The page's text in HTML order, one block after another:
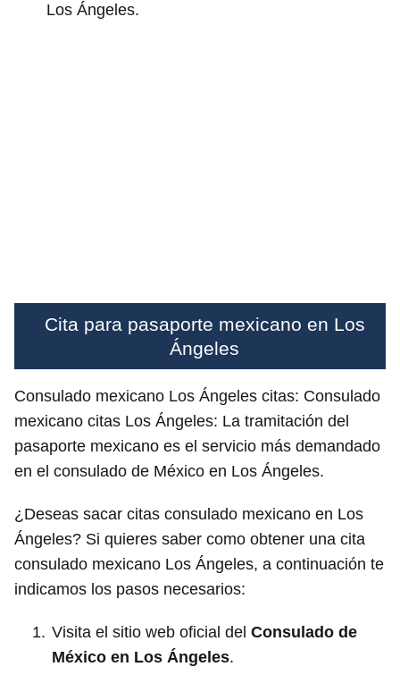
Los Ángeles.
Cita para pasaporte mexicano en Los
Ángeles
Consulado mexicano Los Ángeles citas: Consulado
mexicano citas Los Ángeles: La tramitación del
pasaporte mexicano es el servicio más demandado
en el consulado de México en Los Ángeles.
¿Deseas sacar citas consulado mexicano en Los
Ángeles? Si quieres saber como obtener una cita
consulado mexicano Los Ángeles, a continuación te
indicamos los pasos necesarios:
Visita el sitio web oficial del Consulado de
México en Los Ángeles.